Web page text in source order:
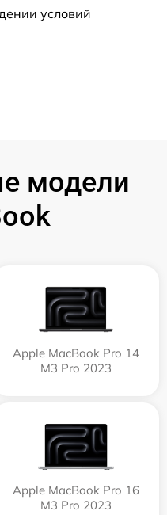
условий
модели
Apple MacBook Pro 14
M3 Pro 2023
Apple MacBook Pro 16
M3 Pro 2023